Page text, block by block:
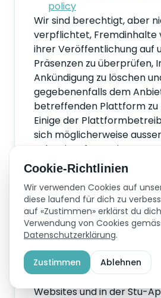
policy
Wir sind berechtigt, aber
verpflichtet, Fremdinhalte
ihrer Veröffentlichung auf
Präsenzen zu überprüfen,
Ankündigung zu löschen
gegebenenfalls dem
betreffenden Plattform zu
Einige der
sich möglicherweise
Schweiz. Informationen zur
Datenbekanntgabe ins
6. Nutzung von
Messenger-
Zur Kommunikation mit
neben der Chatfunktion,
Websites und in der Stu-
Cookie-Richtlinien
Wir verwenden Cookies auf
diese laufend für dich zu
auf «Zustimmen» erklärst du
Verwendung von Cookies
Datenschutzerklärung.
Zustimmen Ablehnen